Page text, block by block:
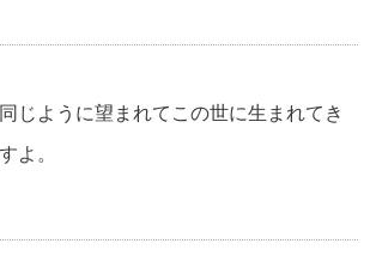
じように望まれてこの世に生まれてき
よ。